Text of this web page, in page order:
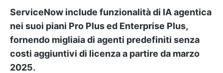
ServiceNow include funzionalità di IA agentica
nei suoi piani Pro Plus ed Enterprise Plus,
fornendo migliaia di agenti predefiniti senza
costi aggiuntivi di licenza a partire da marzo
2025.